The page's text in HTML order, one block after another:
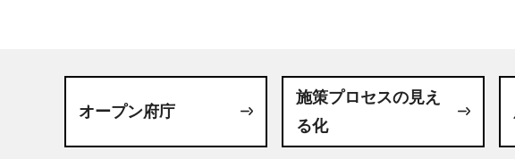
オープン府庁
施策プロセスの見え
る化